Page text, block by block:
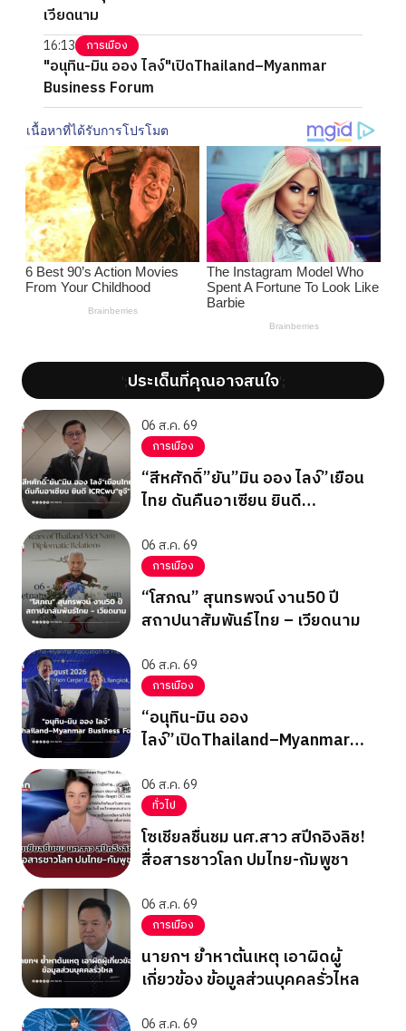
เวียดนาม
16:13 การเมือง
"อนุทิน-มิน ออง ไลง์"เปิดThailand–Myanmar
Business Forum
';ประเด็นที่คุณอาจสนใจ';
06 ส.ค. 69
การเมือง
“สีหศักดิ์”ยัน”มิน ออง ไลง์”เยือน
ไทย ดันคืนอาเซียน ยินดี
06 ส.ค. 69
การเมือง
“โสภณ” สุนทรพจน์ งาน50 ปี
สถาปนาสัมพันธ์ไทย – เวียดนาม
06 ส.ค. 69
การเมือง
“อนุทิน-มิน ออง
ไลง์”เปิดThailand–Myanmar
06 ส.ค. 69
ทั่วไป
โซเชียลชื่นชม นศ.สาว สปีกอิงลิช!
สื่อสารชาวโลก ปมไทย-กัมพูชา
06 ส.ค. 69
การเมือง
นายกฯ ย้ำหาต้นเหตุ เอาผิดผู้
เกี่ยวข้อง ข้อมูลส่วนบุคคลรั่วไหล
06 ส.ค. 69